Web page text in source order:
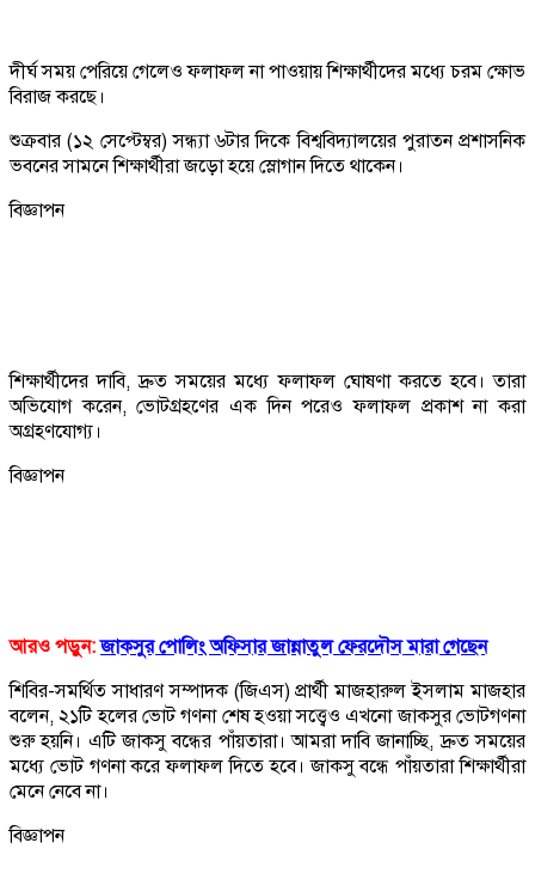
দীর্ঘ সময় পেরিয়ে গেলেও ফলাফল না পাওয়ায় শিক্ষার্থীদের মধ্যে চরম ক্ষোভ
বিরাজ করছে।
শুক্রবার (১২ সেপ্টেম্বর) সন্ধ্যা ৬টার দিকে বিশ্ববিদ্যালয়ের পুরাতন প্রশাসনিক
ভবনের সামনে শিক্ষার্থীরা জড়ো হয়ে স্লোগান দিতে থাকেন।
বিজ্ঞাপন
শিক্ষার্থীদের দাবি, দ্রুত সময়ের মধ্যে ফলাফল ঘোষণা করতে হবে। তারা
অভিযোগ করেন, ভোটগ্রহণের এক দিন পরেও ফলাফল প্রকাশ না করা
অগ্রহণযোগ্য।
বিজ্ঞাপন
আরও পড়ুন: জাকসুর পোলিং অফিসার জান্নাতুল ফেরদৌস মারা গেছেন
শিবির-সমর্থিত সাধারণ সম্পাদক (জিএস) প্রার্থী মাজহারুল ইসলাম মাজহার
বলেন, ২১টি হলের ভোট গণনা শেষ হওয়া সত্ত্বেও এখনো জাকসুর ভোটগণনা
শুরু হয়নি। এটি জাকসু বন্ধের পাঁয়তারা। আমরা দাবি জানাচ্ছি, দ্রুত সময়ের
মধ্যে ভোট গণনা করে ফলাফল দিতে হবে। জাকসু বন্ধে পাঁয়তারা শিক্ষার্থীরা
মেনে নেবে না।
বিজ্ঞাপন